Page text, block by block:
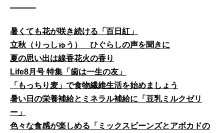
暑くても花が咲き続ける「百日紅」
立秋（りっしゅう） ひぐらしの声を聞きに
夏の思い出は線香花火の香り
Life8月号 特集「歯は一生の友」
「もっちり麦」で食物繊維生活を始めましょう
暑い日の栄養補給とミネラル補給に「豆乳ミルクゼリ
ー」
色々な食感が楽しめる「ミックスビーンズとアボカドの